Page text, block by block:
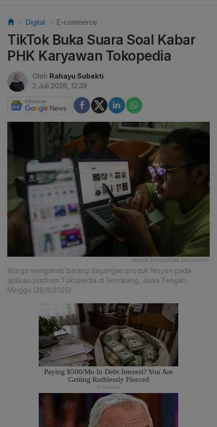
Digital E-commerce
TikTok Buka Suara Soal Kabar
PHK Karyawan Tokopedia
Oleh Rahayu Subekti
2 Juli 2026, 12:39
ANTARA FOTO/MAKNA ZAEZAR/FOC.
Warga mengamati barang dagangan produk fesyen pada
aplikasi platfrom Tokopedia di Semarang, Jawa Tengah,
Minggu (28/9/2025).